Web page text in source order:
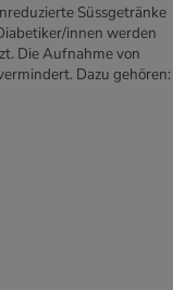
Süssgetränke
innen werden
Die Aufnahme von
Dazu gehören: